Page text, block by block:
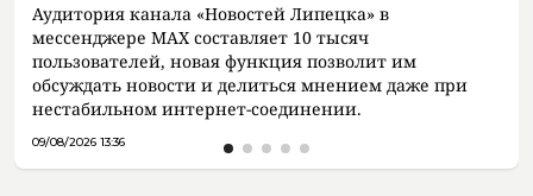
Аудитория канала «Новостей Липецка» в
мессенджере MAX составляет 10 тысяч
пользователей, новая функция позволит им
обсуждать новости и делиться мнением даже при
нестабильном интернет-соединении.
09/08/2026 13:36